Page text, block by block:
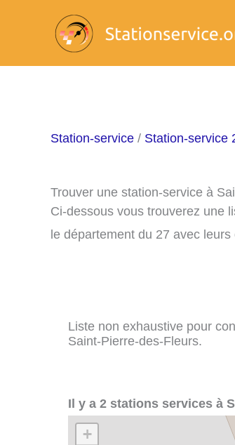
Station-service / Station-service
Trouver une station-service à
Ci-dessous vous trouverez une
le département du 27 avec
Liste non exhaustive pour
Saint-Pierre-des-Fleurs.
Il y a 2 stations services à
+